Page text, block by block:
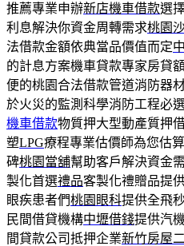
推薦專業申辦新店機車借款選
利息解決你資金周轉需求桃園
法借款金額依典當品價值而定
的計息方案機車貸款專家房貸
便的桃園合法借款管道消防器
於火災的監測科學消防工程必
機車借款物質押大型動產質押
塑LPG療程專業估價師為您估
碑桃園當舖幫助客戶解決資金
製化首選禮品客製化禮贈品提
眼疾患者們桃園眼科提供全飛
民間借貸機構中壢借錢提供汽
間貸款公司抵押企業新竹房屋